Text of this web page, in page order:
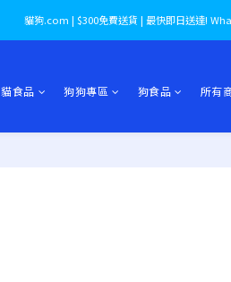
貓狗.com | $300免費送貨 | 最快即日送達!
貓食品 狗狗專區 狗食品 所有